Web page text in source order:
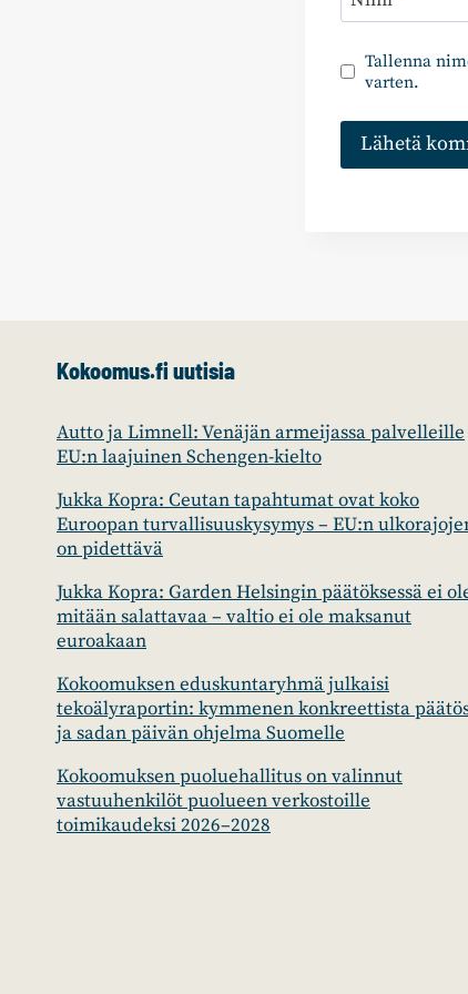
Tallenna
varten.
Kokoomus.fi uutisia
Autto ja Limnell: Venäjän armeijassa palvelleille
EU:n laajuinen Schengen-kielto
Jukka Kopra: Ceutan tapahtumat ovat koko
Euroopan turvallisuuskysymys – EU:n
on pidettävä
Jukka Kopra: Garden Helsingin päätöksessä ei
mitään salattavaa – valtio ei ole maksanut
euroakaan
Kokoomuksen eduskuntaryhmä julkaisi
tekoälyraportin: kymmenen konkreettista
ja sadan päivän ohjelma Suomelle
Kokoomuksen puoluehallitus on valinnut
vastuuhenkilöt puolueen verkostoille
toimikaudeksi 2026–2028